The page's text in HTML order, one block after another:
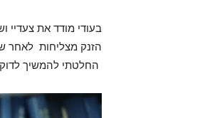
בעודי מודד את צעדיי
הזנק מצליחות לאחר
החלטתי להמשיך